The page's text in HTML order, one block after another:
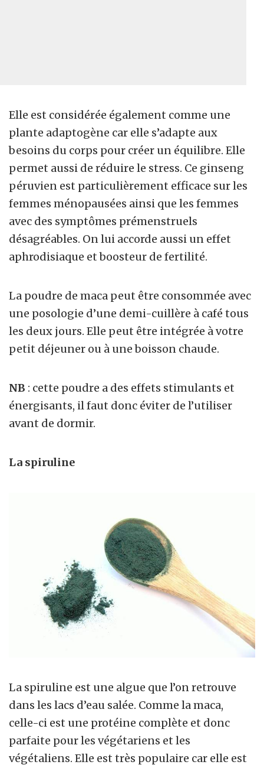
Elle est considérée également comme une
plante adaptogène car elle s’adapte aux
besoins du corps pour créer un équilibre. Elle
permet aussi de réduire le stress. Ce ginseng
péruvien est particulièrement efficace sur les
femmes ménopausées ainsi que les femmes
avec des symptômes prémenstruels
désagréables. On lui accorde aussi un effet
aphrodisiaque et boosteur de fertilité.
La poudre de maca peut être consommée avec
une posologie d’une demi-cuillère à café tous
les deux jours. Elle peut être intégrée à votre
petit déjeuner ou à une boisson chaude.
NB : cette poudre a des effets stimulants et
énergisants, il faut donc éviter de l’utiliser
avant de dormir.
La spiruline
La spiruline est une algue que l’on retrouve
dans les lacs d’eau salée. Comme la maca,
celle-ci est une protéine complète et donc
parfaite pour les végétariens et les
végétaliens. Elle est très populaire car elle est